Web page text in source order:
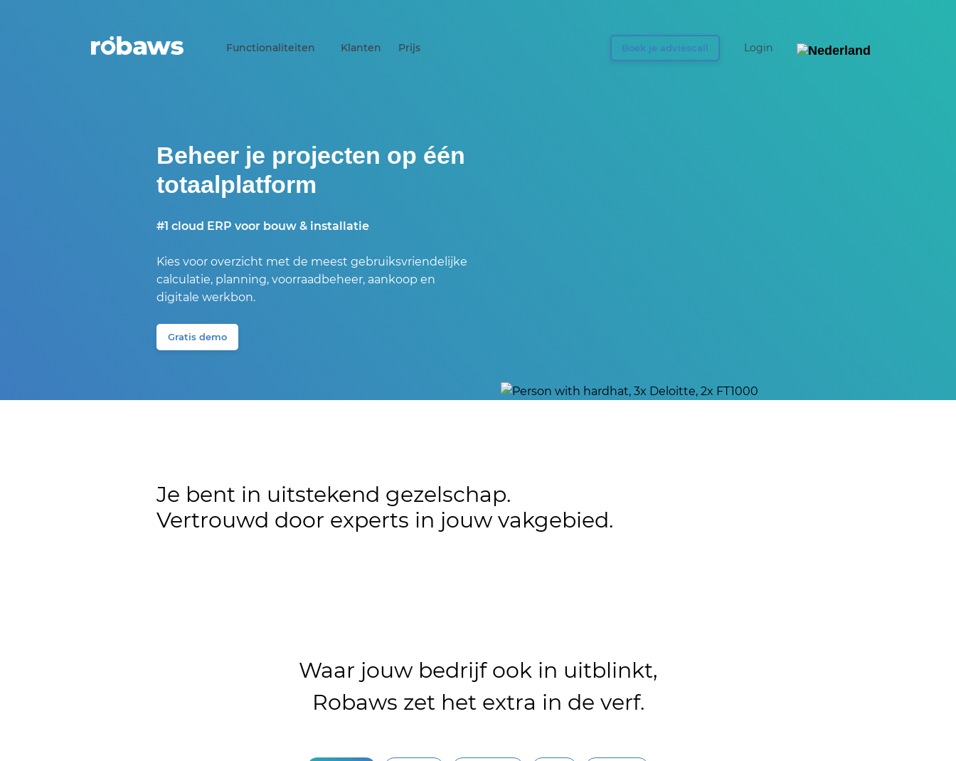
Functionaliteiten Klanten Prijs Boek je adviescall Login
Beheer je projecten op één
totaalplatform
#1 cloud ERP voor bouw & installatie
Kies voor overzicht met de meest gebruiksvriendelijke
calculatie, planning, voorraadbeheer, aankoop en
digitale werkbon.
Gratis demo
Je bent in uitstekend gezelschap.
Vertrouwd door experts in jouw vakgebied.
Waar jouw bedrijf ook in uitblinkt,
Robaws zet het extra in de verf.